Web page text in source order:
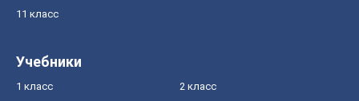
11 класс
Учебники
1 класс 2 класс